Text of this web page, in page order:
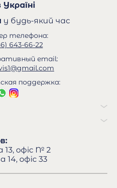
Україні
у будь-який час
телефона:
643-66-22
email:
поддержка:
13, офіс № 2
14, офіс 33